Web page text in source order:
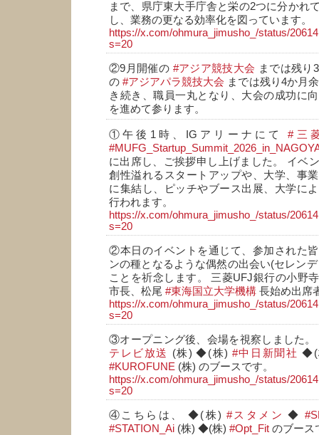
まで、県庁東大手庁舎と栄の2つに分かれ
し、業務の更なる効率化を図っています。
https://x.com/ohmura_jimusho_/status/
s=20
②9月開催の #アジア競技大会 までは残り
の#アジアパラ競技大会 までは残り4か月
き続き、職員一丸となり、大会の成功に
を進めて参ります。
①午後1時、IGアリーナにて#三
に出席し、ご挨拶申し上げました。 イベ
創性溢れるスタートアップや、大学、事
に集結し、ピッチやブース出展、大学に
行われます。
https://x.com/ohmura_jimusho_/status/
s=20
②本日のイベントを通じて、参加された
ンの種となるような偶然の出会い(セレン
ことを祈念します。 三菱UFJ銀行の小野
市長、松尾 #東海国立大学機構 長始め出席
https://x.com/ohmura_jimusho_/status/
s=20
③オープニング後、会場を視察しました
テレビ放送
(株) ◆(株) #中日新聞社 ◆(
#KUROFUNE (株) のブースです。
https://x.com/ohmura_jimusho_/status/
s=20
④こちらは、 ◆(株) #スタメン ◆
#STATION_Ai (株) ◆(株) #Opt_Fit のブース